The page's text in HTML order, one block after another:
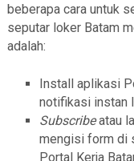
beberapa cara untuk
seputar loker Batam
adalah:
Install aplikasi
notifikasi instan
Subscribeatau
mengisi form di
Portal Kerja